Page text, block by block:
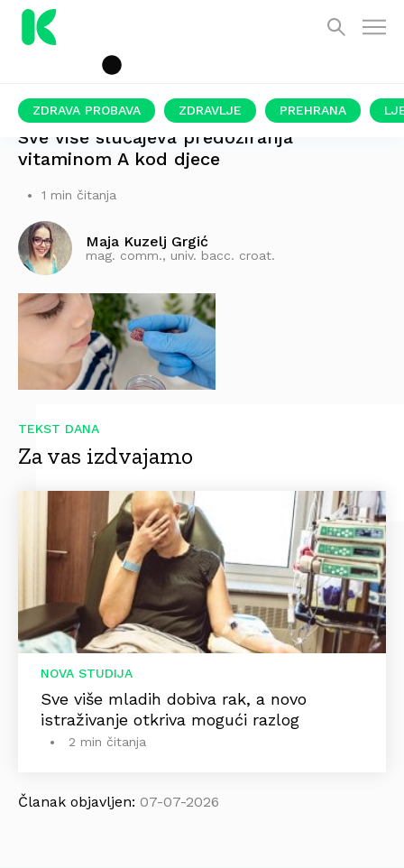
ZDRAVA PROBAVA ZDRAVLJE PREHRANA
Sve više slučajeva predoziranja
vitaminom A kod djece
1 min čitanja
Maja Kuzelj Grgić
mag. comm., univ. bacc. croat.
TEKST DANA
Za vas izdvajamo
NOVA STUDIJA
Sve više mladih dobiva rak, a novo
istraživanje otkriva mogući razlog
2 min čitanja
Članak objavljen: 07-07-2026